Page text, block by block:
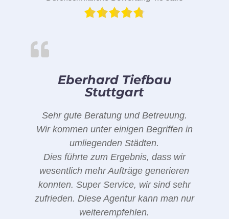
Eberhard Tiefbau
Stuttgart
Sehr gute Beratung und Betreuung.
Wir kommen unter einigen Begriffen in
umliegenden Städten.
Dies führte zum Ergebnis, dass wir
wesentlich mehr Aufträge generieren
konnten. Super Service, wir sind sehr
zufrieden. Diese Agentur kann man nur
weiterempfehlen.